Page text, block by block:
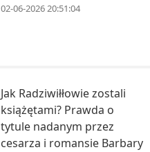
02-06-2026 20:51:04
Jak Radziwiłłowie zostali
książętami? Prawda o
tytule nadanym przez
cesarza i romansie Barbary